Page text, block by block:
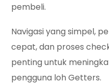
pembeli.
Navigasi yang simpel,
cepat, dan proses
penting untuk
pengguna loh Getters.